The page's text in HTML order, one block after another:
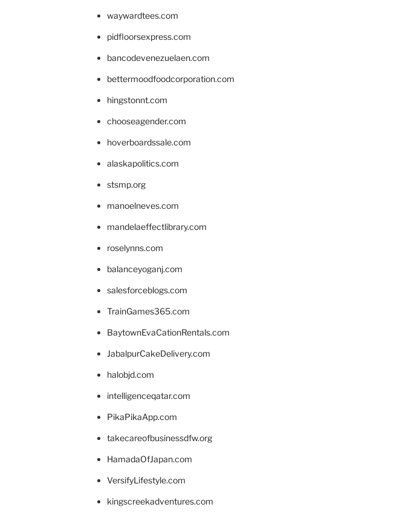
waywardtees.com
pidfloorsexpress.com
bancodevenezuelaen.com
bettermoodfoodcorporation.com
hingstonnt.com
chooseagender.com
hoverboardssale.com
alaskapolitics.com
stsmp.org
manoelneves.com
mandelaeffectlibrary.com
roselynns.com
balanceyoganj.com
salesforceblogs.com
TrainGames365.com
BaytownEvaCationRentals.com
JabalpurCakeDelivery.com
halobjd.com
intelligenceqatar.com
PikaPikaApp.com
takecareofbusinessdfw.org
HamadaOfJapan.com
VersifyLifestyle.com
kingscreekadventures.com